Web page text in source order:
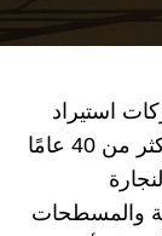
استيراد
وتجارة الأخشاب في مصر، بخبرة تمتد لأكثر من 40 عامًا
والمسطحات